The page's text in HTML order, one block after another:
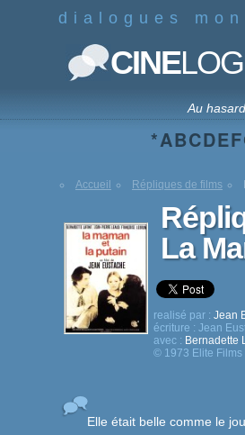
dialogues
CINELOG
Au hasard
*ABCDEF
Accueil Répliques de films
La
realisé par : Jean
écriture : Jean
avec : Bernadette
© 1973 Elite Films
Elle était belle comme le